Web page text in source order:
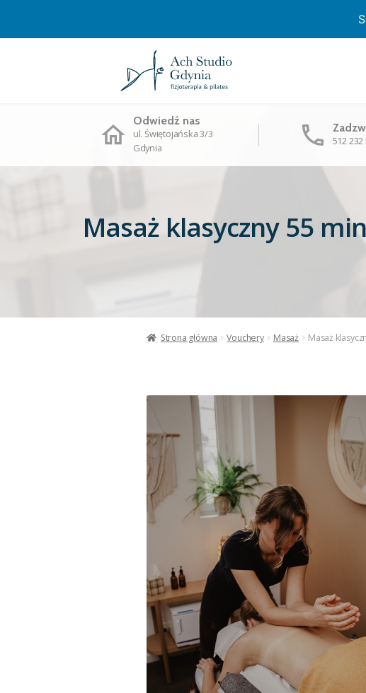
Odwiedź nas
ul. Świętojańska 3/3
Gdynia
512 232
Masaż klasyczny 55
Strona główna Vouchery Masaż Masaż